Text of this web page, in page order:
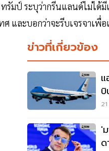
ทรัมป์ ระบุว่ากรีนแลนด์ไม่ได้
ศ และบอกว่าจะรีบเจรจาเ
ข่าวที่เกี่ยวข้อง
'